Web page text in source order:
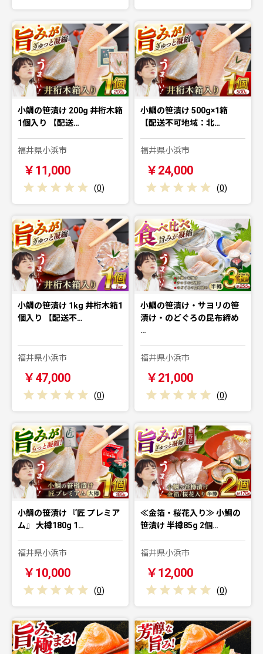
小鯛の笹漬け 200g 井桁木箱
1個入り 【配送…
福井県小浜市
￥11,000
(0)
小鯛の笹漬け 500g×1箱
【配送不可地域：北…
福井県小浜市
￥24,000
(0)
小鯛の笹漬け 1kg 井桁木箱1
個入り 【配送不…
福井県小浜市
￥47,000
(0)
小鯛の笹漬け・サヨリの笹
漬け・のどぐろの昆布締め
…
福井県小浜市
￥21,000
(0)
小鯛の笹漬け 『匠 プレミア
ム』 大樽180g 1…
福井県小浜市
￥10,000
(0)
≪金箔・桜花入り≫ 小鯛の
笹漬け 半樽85g 2個…
福井県小浜市
￥12,000
(0)